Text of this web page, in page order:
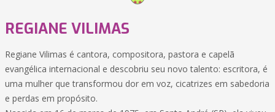
REGIANE VILIMAS
Regiane Vilimas é cantora, compositora, pastora e capelã
evangélica internacional e descobriu seu novo talento: escritora, é
uma mulher que transformou dor em voz, cicatrizes em sabedoria
e perdas em propósito.